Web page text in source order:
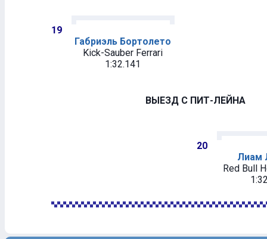
19
Габриэль Бортолето
Kick-Sauber Ferrari
1:32.141
ВЫЕЗД С ПИТ-ЛЕЙНА
20
Лиам
Red Bull